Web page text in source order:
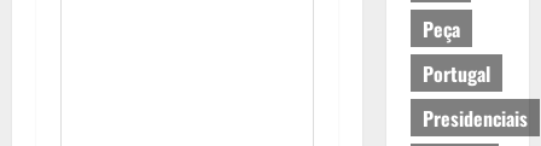
Peça
Portugal
Presidenciais